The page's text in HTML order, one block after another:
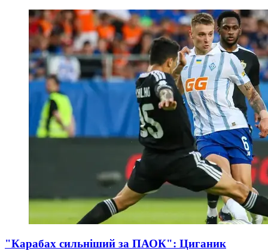
"Карабах сильніший за ПАОК": Циганик